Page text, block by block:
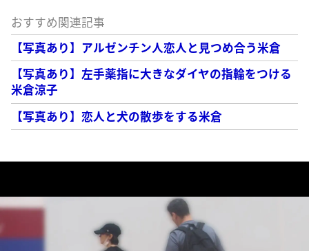
おすすめ関連記事
【写真あり】アルゼンチン人恋人と見つめ合う米倉
【写真あり】左手薬指に大きなダイヤの指輪をつける
米倉涼子
【写真あり】恋人と犬の散歩をする米倉